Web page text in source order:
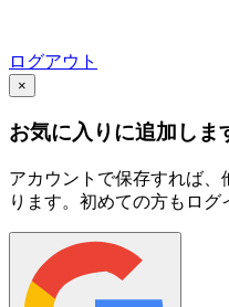
ログアウト
×
お気に入りに追加しま
アカウントで保存すれば
ります。初めての方もログ